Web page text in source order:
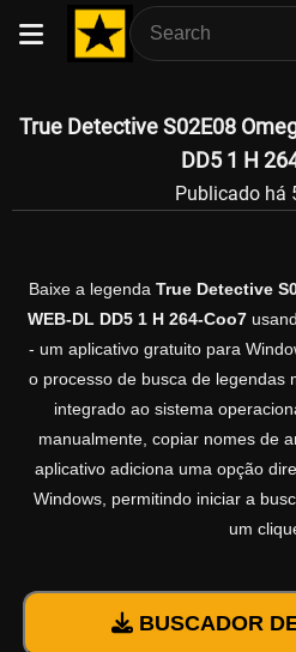
True Detective S02E08
DD5 1 H
Publicado há
Baixe a legenda True Detective
WEB-DL DD5 1 H 264-Coo7
- um aplicativo gratuito para
o processo de busca de legendas
integrado ao sistema
manualmente, copiar nomes de
aplicativo adiciona uma opção
Windows, permitindo iniciar a
um
BUSCADOR